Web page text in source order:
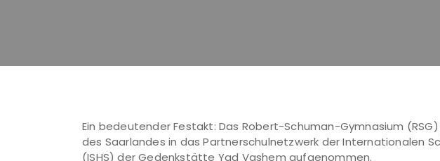
Ein bedeutender Festakt: Das Robert-Schuman-Gymnasium
des Saarlandes in das Partnerschulnetzwerk der Internationalen
(ISHS) der Gedenkstätte Yad Vashem aufgenommen.